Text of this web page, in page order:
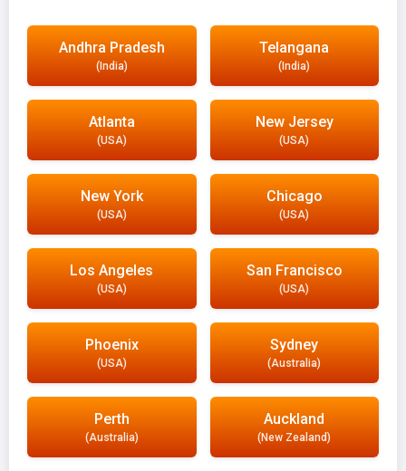
Andhra Pradesh
(India)
Telangana
(India)
Atlanta
(USA)
New Jersey
(USA)
New York
(USA)
Chicago
(USA)
Los Angeles
(USA)
San Francisco
(USA)
Phoenix
(USA)
Sydney
(Australia)
Perth
(Australia)
Auckland
(New Zealand)